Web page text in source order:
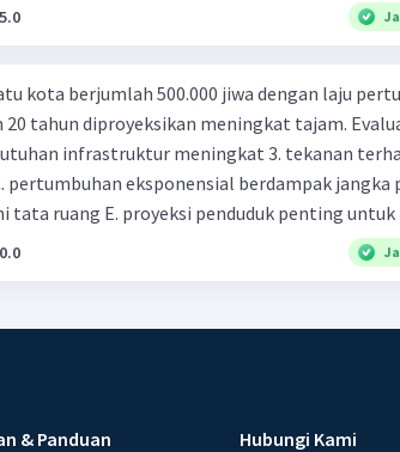
5.0
kota berjumlah 500.000 jiwa dengan laju
20 tahun diproyeksikan meningkat tajam.
infrastruktur meningkat 3. tekanan
pertumbuhan eksponensial berdampak jangka
tata ruang E. proyeksi penduduk penting untuk
0.0
& Panduan Hubungi Kami